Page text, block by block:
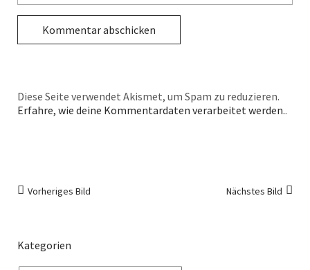
Diese Seite verwendet Akismet, um Spam zu reduzieren.
Erfahre, wie deine Kommentardaten verarbeitet werden..
Nächstes Bild
Vorheriges Bild
Kategorien